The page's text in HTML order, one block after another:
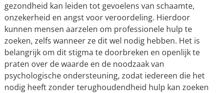
gezondheid kan leiden tot gevoelens van schaamte,
onzekerheid en angst voor veroordeling. Hierdoor
kunnen mensen aarzelen om professionele hulp te
zoeken, zelfs wanneer ze dit wel nodig hebben. Het is
belangrijk om dit stigma te doorbreken en openlijk te
praten over de waarde en de noodzaak van
psychologische ondersteuning, zodat iedereen die het
nodig heeft zonder terughoudendheid hulp kan zoeken